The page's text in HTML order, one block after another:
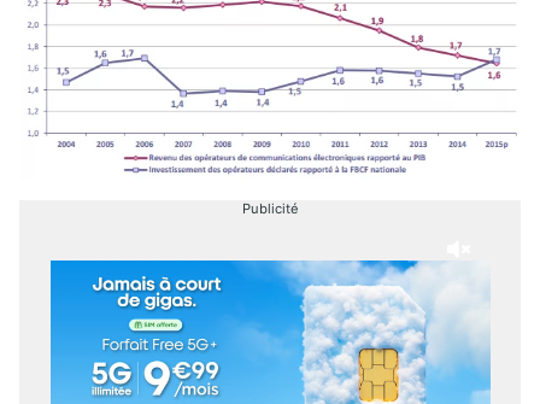
Publicité